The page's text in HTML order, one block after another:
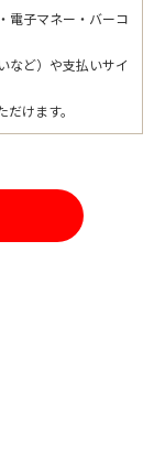
電子マネー・バーコ
など）や支払いサイ
けます。